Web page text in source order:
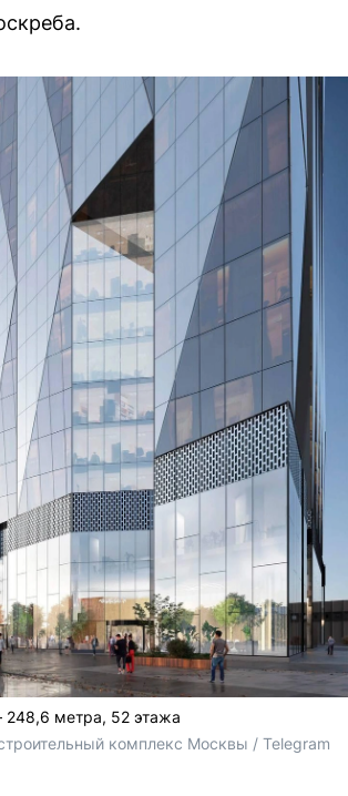
248,6 метра, 52 этажа
комплекс Москвы / Telegram